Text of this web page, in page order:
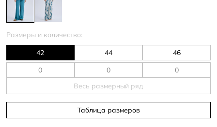
Размеры и количество:
42 44 46
Весь размерный ряд
Таблица размеров